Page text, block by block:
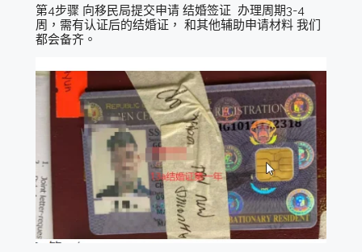
第4步骤 向移民局提交申请 结婚签证 办理周期3-4
周，需有认证后的结婚证， 和其他辅助申请材料 我们
都会备齐。